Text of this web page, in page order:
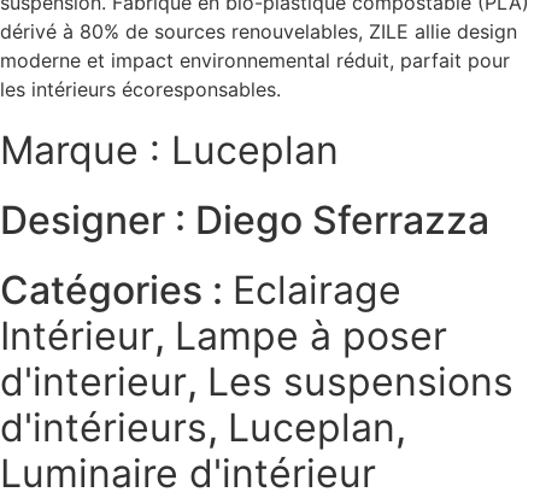
dérivé à 80% de sources renouvelables, ZILE allie design
moderne et impact environnemental réduit, parfait pour
les intérieurs écoresponsables.
Marque : Luceplan
Designer : Diego Sferrazza
Catégories : Eclairage
Intérieur, Lampe à poser
d'interieur, Les suspensions
d'intérieurs, Luceplan,
Luminaire d'intérieur